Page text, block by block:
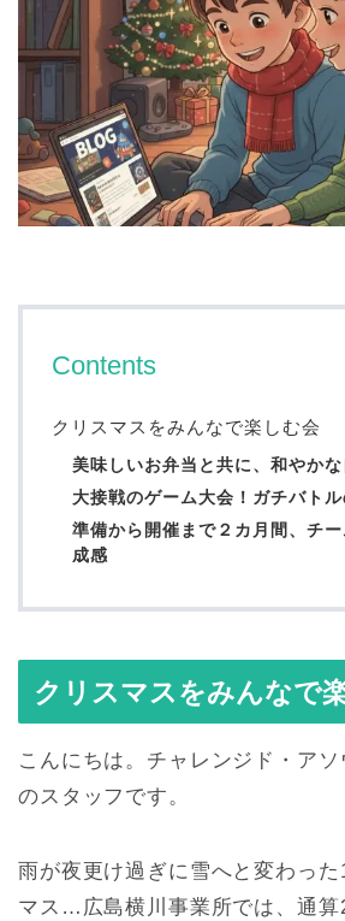
Contents
クリスマスをみんなで楽しむ会
美味しいお弁当と共に、和やか
大接戦のゲーム大会！ガチバト
準備から開催まで２カ月間、チ
成感
クリスマスをみんなで
こんにちは。チャレンジド・ア
のスタッフです。
雨が夜更け過ぎに雪へと変わっ
マス…広島横川事業所では、通算